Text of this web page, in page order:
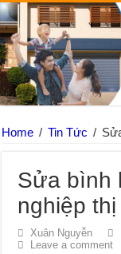
Home / Tin Tức /
Sửa bình
nghiệp
Xuân Nguyễn
Leave a comment